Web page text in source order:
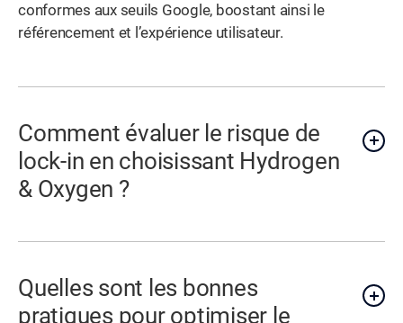
conformes aux seuils Google, boostant ainsi le
référencement et l’expérience utilisateur.
Comment évaluer le risque de
lock-in en choisissant Hydrogen
& Oxygen ?
Quelles sont les bonnes
pratiques pour optimiser le